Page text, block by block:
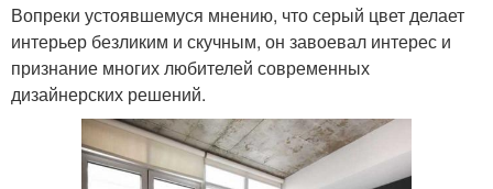
Вопреки устоявшемуся мнению, что серый цвет делает
интерьер безликим и скучным, он завоевал интерес и
признание многих любителей современных
дизайнерских решений.